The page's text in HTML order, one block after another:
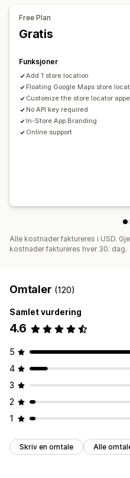
Visuelt og rapporter
Analyse-instrumentbord
Free Plan
Gratis
Funksjoner
Add 1 store location
Floating Google Maps store
Customize the store locator
No API key required
In-Store App Branding
Online support
Alle kostnader faktureres i USD.
kostnader faktureres hver 30. dag.
Omtaler (120)
Samlet vurdering
4.6
5
4
3
2
1
Skriv en omtale Alle